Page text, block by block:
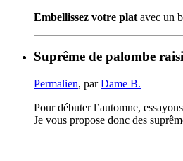
Embellissez votre plat avec un
Suprême de palombe
Permalien, parDame B.
Pour débuter l’automne,
Je vous propose donc des